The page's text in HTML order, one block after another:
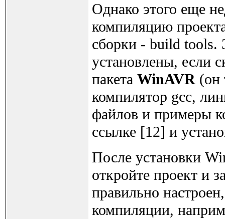
Однако этого еще
компиляцию
сборки - build tools.
установлены, если
пакета WinAVR (он
компилятор gcc,
файлов и примеры
ссылке [12] и
После установки
откройте проект и
правильно
компиляции,